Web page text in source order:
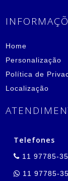
Home
Personalização
Política de
Localização
Telefones
11 97785-
11 97785-